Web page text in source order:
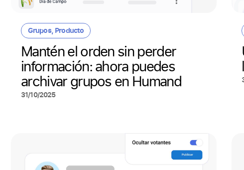
Grupos, Producto
Mantén el orden sin perder
información: ahora puedes
archivar grupos en Humand
31/10/2025